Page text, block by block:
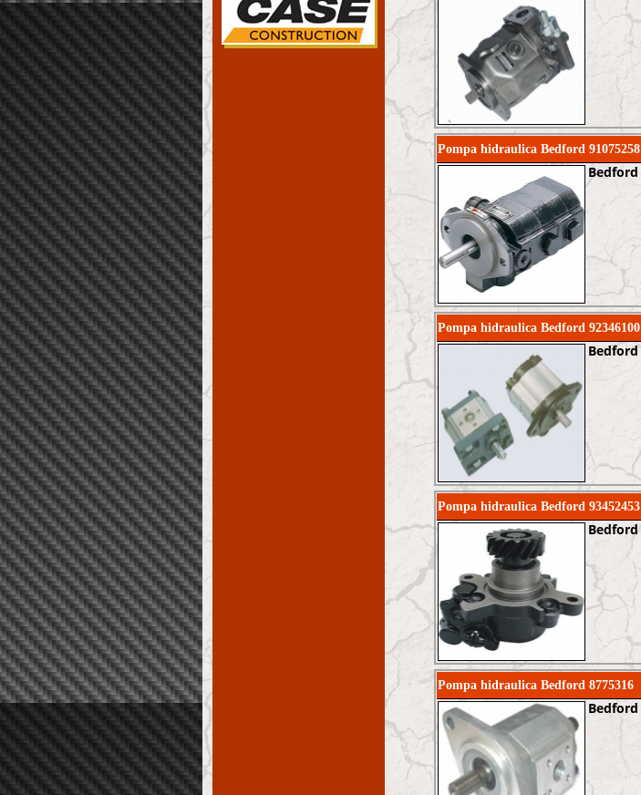
Pompa hidraulica Bedford 91075258
Bedford
Pompa hidraulica Bedford 92346100
Bedford
Pompa hidraulica Bedford 93452453
Bedford
Pompa hidraulica Bedford 8775316
Bedford